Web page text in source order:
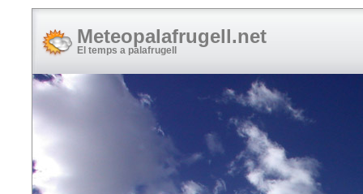
Meteopalafrugell.net
El temps a palafrugell